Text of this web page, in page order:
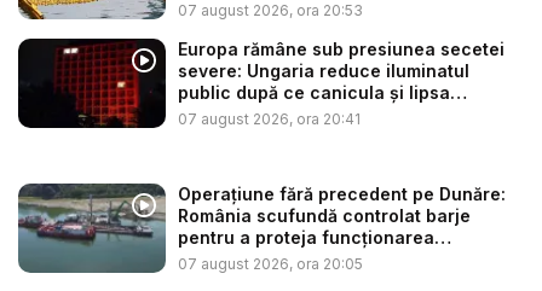
07 august 2026, ora 20:53
Europa rămâne sub presiunea secetei
severe: Ungaria reduce iluminatul
public după ce canicula și lipsa
precip...
07 august 2026, ora 20:41
Operațiune fără precedent pe Dunăre:
România scufundă controlat barje
pentru a proteja funcționarea
Centrale...
07 august 2026, ora 20:05